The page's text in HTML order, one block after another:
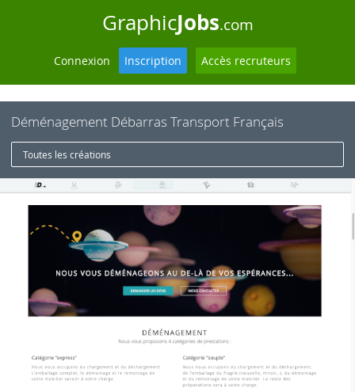
GraphicJobs.com
Connexion Inscription Accès recruteurs
Déménagement Débarras Transport Français
Toutes les créations